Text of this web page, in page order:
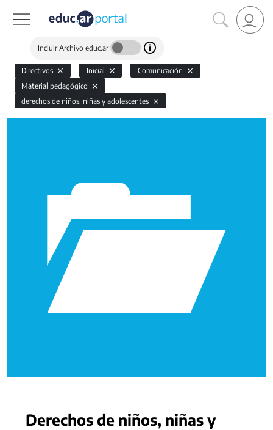
Incluir Archivo educ.ar
Directivos Inicial
Comunicación
Material pedagógico
derechos de niños, niñas y adolescentes
Derechos de niños, niñas y